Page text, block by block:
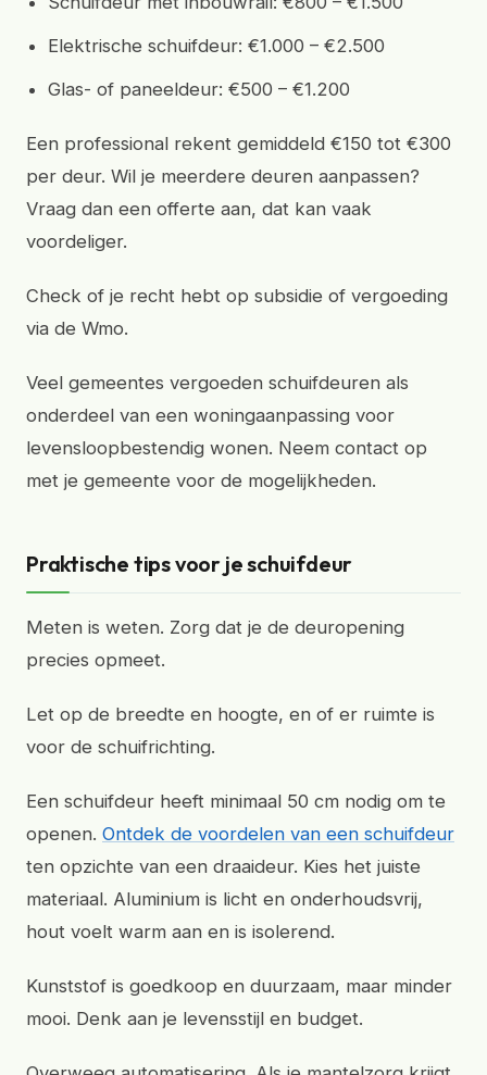
Elektrische schuifdeur: €1.000 – €2.500
Glas- of paneeldeur: €500 – €1.200
Een professional rekent gemiddeld €150 tot €300
per deur. Wil je meerdere deuren aanpassen?
Vraag dan een offerte aan, dat kan vaak
voordeliger.
Check of je recht hebt op subsidie of vergoeding
via de Wmo.
Veel gemeentes vergoeden schuifdeuren als
onderdeel van een woningaanpassing voor
levensloopbestendig wonen. Neem contact op
met je gemeente voor de mogelijkheden.
Praktische tips voor je schuifdeur
Meten is weten. Zorg dat je de deuropening
precies opmeet.
Let op de breedte en hoogte, en of er ruimte is
voor de schuifrichting.
Een schuifdeur heeft minimaal 50 cm nodig om te
openen. Ontdek de voordelen van een schuifdeur
ten opzichte van een draaideur. Kies het juiste
materiaal. Aluminium is licht en onderhoudsvrij,
hout voelt warm aan en is isolerend.
Kunststof is goedkoop en duurzaam, maar minder
mooi. Denk aan je levensstijl en budget.